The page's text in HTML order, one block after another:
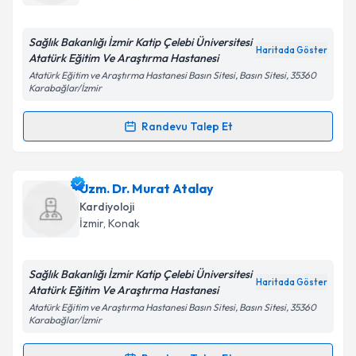
Kişisel verilerimin işlenmesine ilişkin
Metni'ni okudum ve kişisel verilerimin belirtilen
kapsamda işlenmesini kabul ediyorum.
Sağlık Bakanlığı İzmir Katip Çelebi Üniversitesi
Atatürk Eğitim Ve Araştırma Hastanesi
Haritada Göster
Atatürk Eğitim ve Araştırma Hastanesi Basın Sitesi, Basın Sitesi, 35360
Karabağlar/İzmir
Randevu Talep Et
Randevu Takvimi Talebi
Uzm. Dr. Fatih Aytemiziçin randevu takvimi talebi
oluşturun. Size bu uzmandan randevu almanız için bir
takvim hazırlandığında e-posta ile bilgilendireceğiz.
Kişisel verilerimin işlenmesine ilişkin
Metni'ni okudum ve kişisel verilerimin belirtilen
Uzm. Dr. Murat Atalay
Kardiyoloji
İzmir, Konak
Sağlık Bakanlığı İzmir Katip Çelebi Üniversitesi
Atatürk Eğitim Ve Araştırma Hastanesi
Haritada Göster
Atatürk Eğitim ve Araştırma Hastanesi Basın Sitesi, Basın Sitesi, 35360
Karabağlar/İzmir